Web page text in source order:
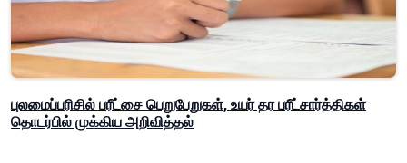
புலமைப்பரிசில் பரீட்சை பெறுபேறுகள், உயர் தர பரீட்சார்த்திகள்
தொடர்பில் முக்கிய அறிவித்தல்